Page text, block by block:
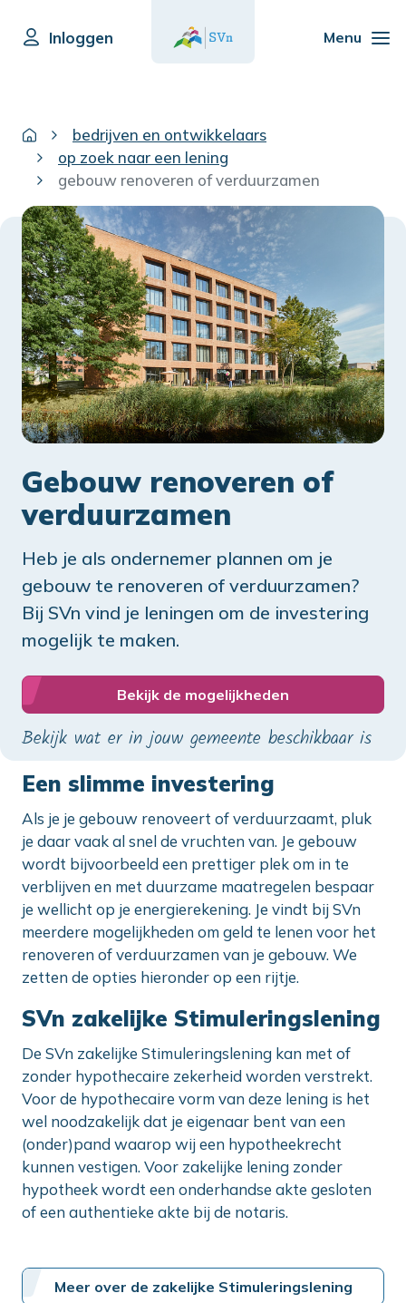
Menu
Inloggen
bedrijven en ontwikkelaars
op zoek naar een lening
gebouw renoveren of verduurzamen
Gebouw renoveren of
verduurzamen
Heb je als ondernemer plannen om je
gebouw te renoveren of verduurzamen?
Bij SVn vind je leningen om de investering
mogelijk te maken.
Bekijk de mogelijkheden
Bekijk wat er in jouw gemeente beschikbaar is
Een slimme investering
Als je je gebouw renoveert of verduurzaamt, pluk
je daar vaak al snel de vruchten van. Je gebouw
wordt bijvoorbeeld een prettiger plek om in te
verblijven en met duurzame maatregelen bespaar
je wellicht op je energierekening. Je vindt bij SVn
meerdere mogelijkheden om geld te lenen voor het
renoveren of verduurzamen van je gebouw. We
zetten de opties hieronder op een rijtje.
SVn zakelijke Stimuleringslening
De SVn zakelijke Stimuleringslening kan met of
zonder hypothecaire zekerheid worden verstrekt.
Voor de hypothecaire vorm van deze lening is het
wel noodzakelijk dat je eigenaar bent van een
(onder)pand waarop wij een hypotheekrecht
kunnen vestigen. Voor zakelijke lening zonder
hypotheek wordt een onderhandse akte gesloten
of een authentieke akte bij de notaris.
Meer over de zakelijke Stimuleringslening